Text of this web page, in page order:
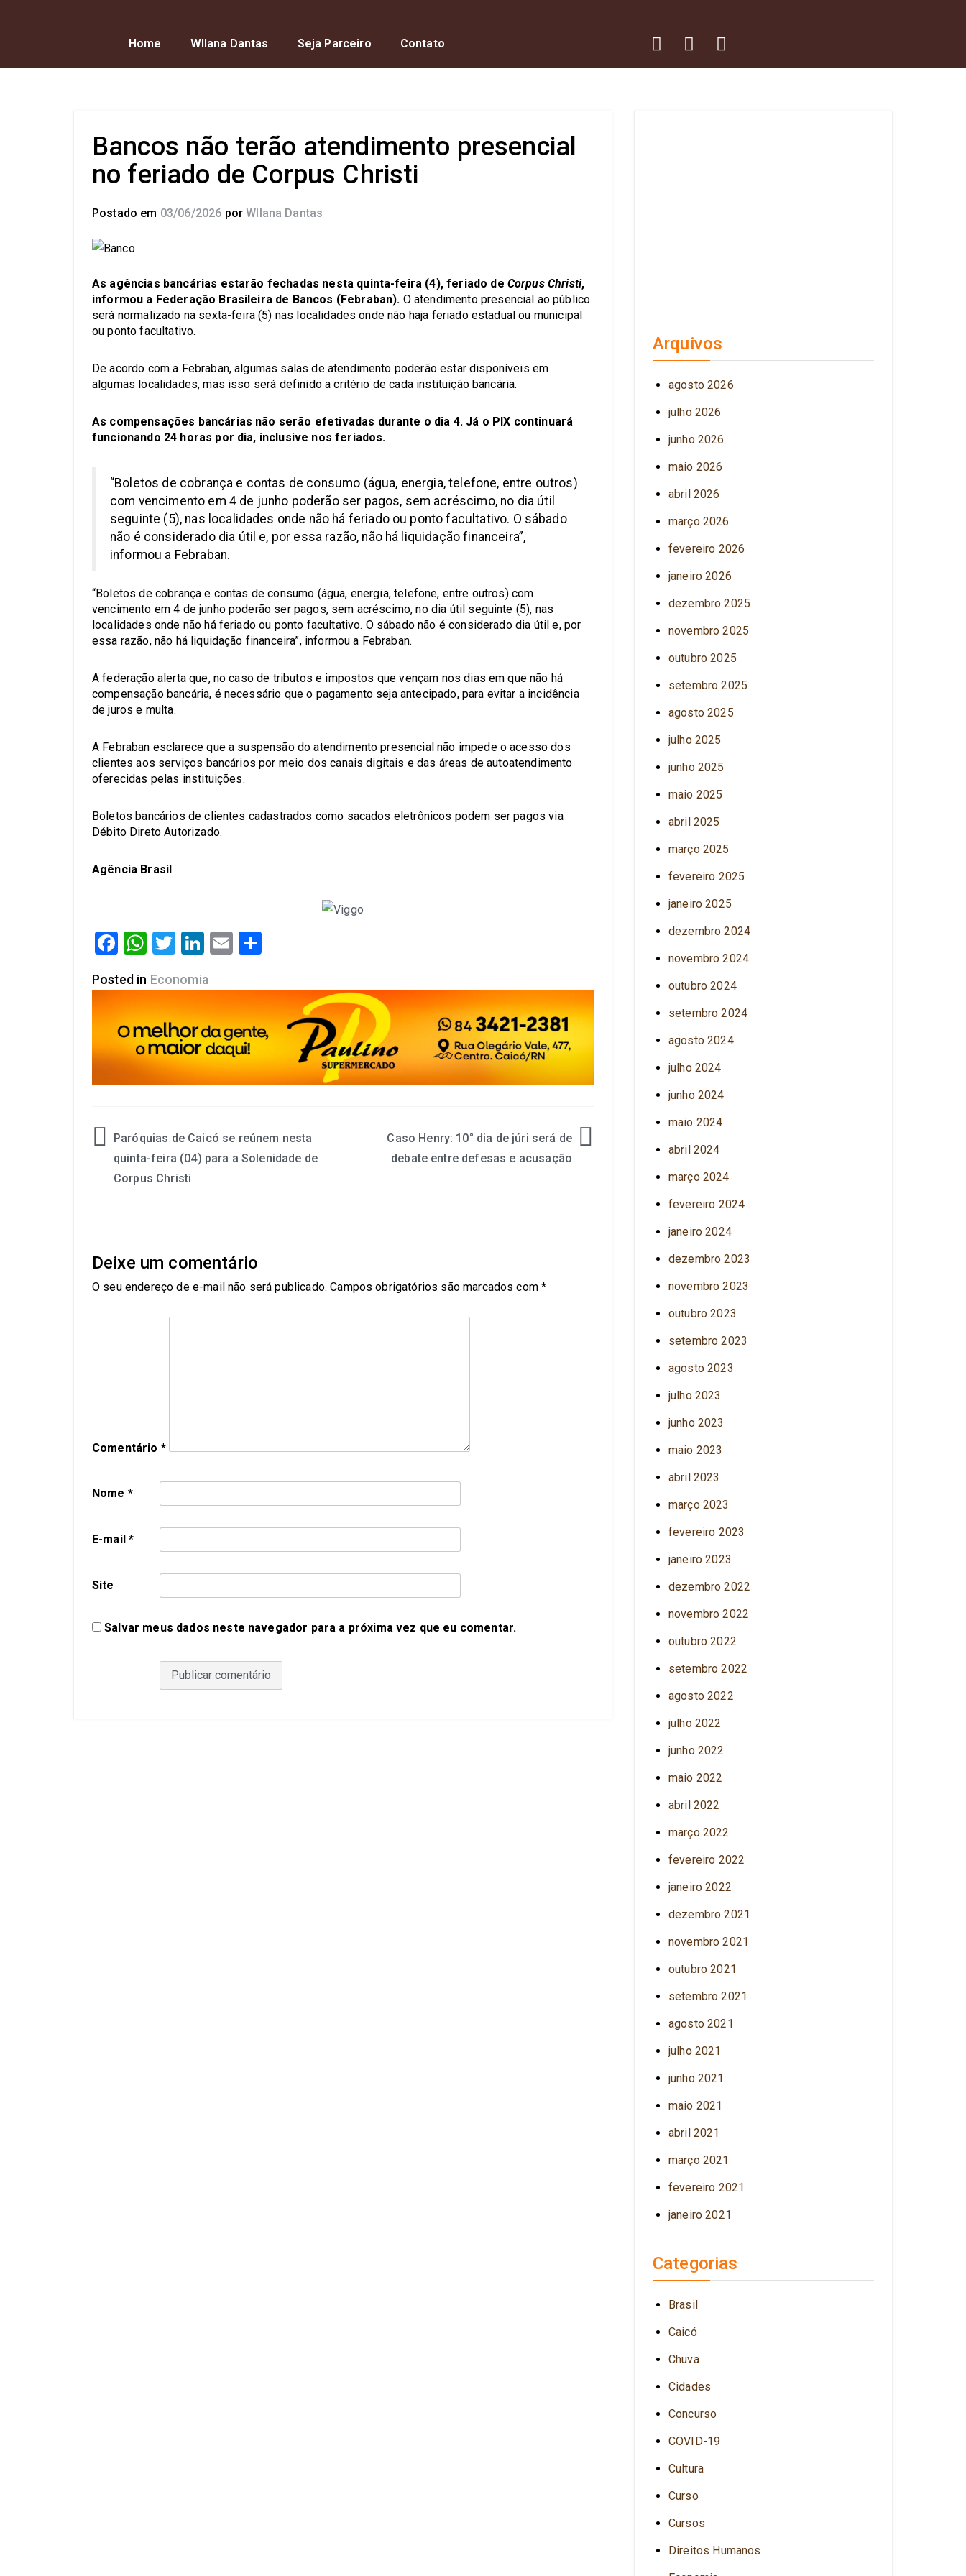
Home Wllana Dantas Seja Parceiro Contato
Bancos não terão atendimento presencial
no feriado de Corpus Christi
Postado em 03/06/2026 por Wllana Dantas
As agências bancárias estarão fechadas nesta quinta-feira (4), feriado de Corpus Christi,
informou a Federação Brasileira de Bancos (Febraban). O atendimento presencial ao público
será normalizado na sexta-feira (5) nas localidades onde não haja feriado estadual ou municipal
ou ponto facultativo.
De acordo com a Febraban, algumas salas de atendimento poderão estar disponíveis em
algumas localidades, mas isso será definido a critério de cada instituição bancária.
As compensações bancárias não serão efetivadas durante o dia 4. Já o PIX continuará
funcionando 24 horas por dia, inclusive nos feriados.
“Boletos de cobrança e contas de consumo (água, energia, telefone, entre outros)
com vencimento em 4 de junho poderão ser pagos, sem acréscimo, no dia útil
seguinte (5), nas localidades onde não há feriado ou ponto facultativo. O sábado
não é considerado dia útil e, por essa razão, não há liquidação financeira”,
informou a Febraban.
“Boletos de cobrança e contas de consumo (água, energia, telefone, entre outros) com
vencimento em 4 de junho poderão ser pagos, sem acréscimo, no dia útil seguinte (5), nas
localidades onde não há feriado ou ponto facultativo. O sábado não é considerado dia útil e, por
essa razão, não há liquidação financeira”, informou a Febraban.
A federação alerta que, no caso de tributos e impostos que vençam nos dias em que não há
compensação bancária, é necessário que o pagamento seja antecipado, para evitar a incidência
de juros e multa.
A Febraban esclarece que a suspensão do atendimento presencial não impede o acesso dos
clientes aos serviços bancários por meio dos canais digitais e das áreas de autoatendimento
oferecidas pelas instituições.
Boletos bancários de clientes cadastrados como sacados eletrônicos podem ser pagos via
Débito Direto Autorizado.
Agência Brasil
Facebook
WhatsApp
Twitter
LinkedIn
Email
Posted in Economia
Paróquias de Caicó se reúnem nesta
quinta-feira (04) para a Solenidade de
Corpus Christi
Caso Henry: 10° dia de júri será de
debate entre defesas e acusação
Deixe um comentário
O seu endereço de e-mail não será publicado. Campos obrigatórios são marcados com*
Comentário *
Nome *
E-mail*
Site
Salvar meus dados neste navegador para a próxima vez que eu comentar.
Arquivos
agosto 2026
julho 2026
junho 2026
maio 2026
abril 2026
março 2026
fevereiro 2026
janeiro 2026
dezembro 2025
novembro 2025
outubro 2025
setembro 2025
agosto 2025
julho 2025
junho 2025
maio 2025
abril 2025
março 2025
fevereiro 2025
janeiro 2025
dezembro 2024
novembro 2024
outubro 2024
setembro 2024
agosto 2024
julho 2024
junho 2024
maio 2024
abril 2024
março 2024
fevereiro 2024
janeiro 2024
dezembro 2023
novembro 2023
outubro 2023
setembro 2023
agosto 2023
julho 2023
junho 2023
maio 2023
abril 2023
março 2023
fevereiro 2023
janeiro 2023
dezembro 2022
novembro 2022
outubro 2022
setembro 2022
agosto 2022
julho 2022
junho 2022
maio 2022
abril 2022
março 2022
fevereiro 2022
janeiro 2022
dezembro 2021
novembro 2021
outubro 2021
setembro 2021
agosto 2021
julho 2021
junho 2021
maio 2021
abril 2021
março 2021
fevereiro 2021
janeiro 2021
Categorias
Brasil
Caicó
Chuva
Cidades
Concurso
COVID-19
Cultura
Curso
Cursos
Direitos Humanos